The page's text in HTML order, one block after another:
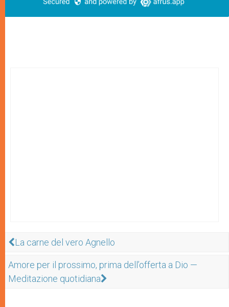
La carne del vero Agnello
Amore per il prossimo, prima dell’offerta a Dio —
Meditazione quotidiana